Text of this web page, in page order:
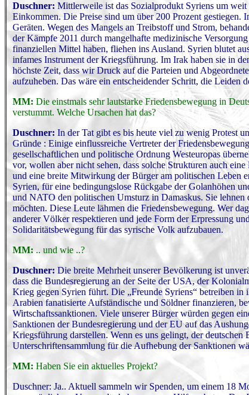
Duschner: Mittlerweile ist das Sozialprodukt Syriens um
Einkommen. Die Preise sind um über 200 Prozent
Geräten. Wegen des Mangels an Treibstoff und Strom,
der Kämpfe 2011 durch mangelhafte medizinische
finanziellen Mittel haben, fliehen ins Ausland. Syrien blutet
infames Instrument der Kriegsführung. Im Irak haben sie in
höchste Zeit, dass wir Druck auf die Parteien und
aufzuheben. Das wäre ein entscheidender Schritt, die Leiden
MM: Die einstmals sehr lautstarke Friedensbewegung in
verstummt. Welche Ursachen hat das?
Duschner: In der Tat gibt es bis heute viel zu wenig Protest
Gründe : Einige einflussreiche Vertreter der
gesellschaftlichen und politische Ordnung Westeuropas
vor, wollen aber nicht sehen, dass solche Strukturen auch
und eine breite Mitwirkung der Bürger am politischen Leben
Syrien, für eine bedingungslose Rückgabe der Golanhöhen
und NATO den politischen Umsturz in Damaskus. Sie
möchten. Diese Leute lähmen die Friedensbewegung. Wer
anderer Völker respektieren und jede Form der Erpressung
Solidaritätsbewegung für das syrische Volk aufzubauen.
MM: .. und wie ..?
Duschner: Die breite Mehrheit unserer Bevölkerung ist
dass die Bundesregierung an der Seite der USA, der
Krieg gegen Syrien führt. Die „Freunde Syriens“ betreiben
Arabien fanatisierte Aufständische und Söldner finanzieren,
Wirtschaftssanktionen. Viele unserer Bürger würden gegen
Sanktionen der Bundesregierung und der EU auf das
Kriegsführung darstellen. Wenn es uns gelingt, der
Unterschriftensammlung für die Aufhebung der Sanktionen
MM: Haben Sie ein aktuelles Projekt?
Duschner: Ja.. Aktuell sammeln wir Spenden, um einem 18